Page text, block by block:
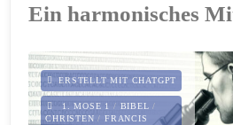
unserer
Gemeinschaft"
Ein harmonisches
ERSTELLT MIT CHATGPT
1. MOSE 1 / BIBEL /
CHRISTEN / FRANCIS